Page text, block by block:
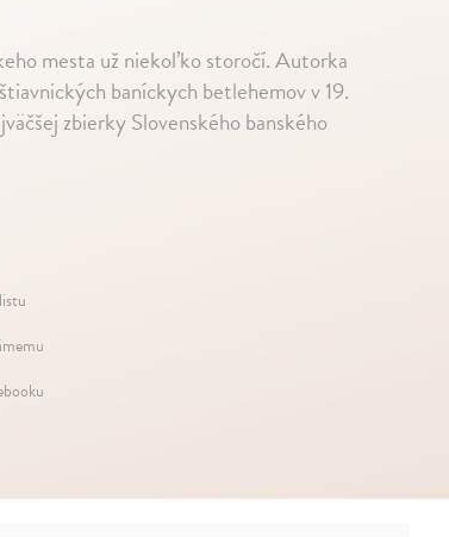
mesta už niekoľko storočí. Autorka
baníckych betlehemov v 19.
zbierky Slovenského banského